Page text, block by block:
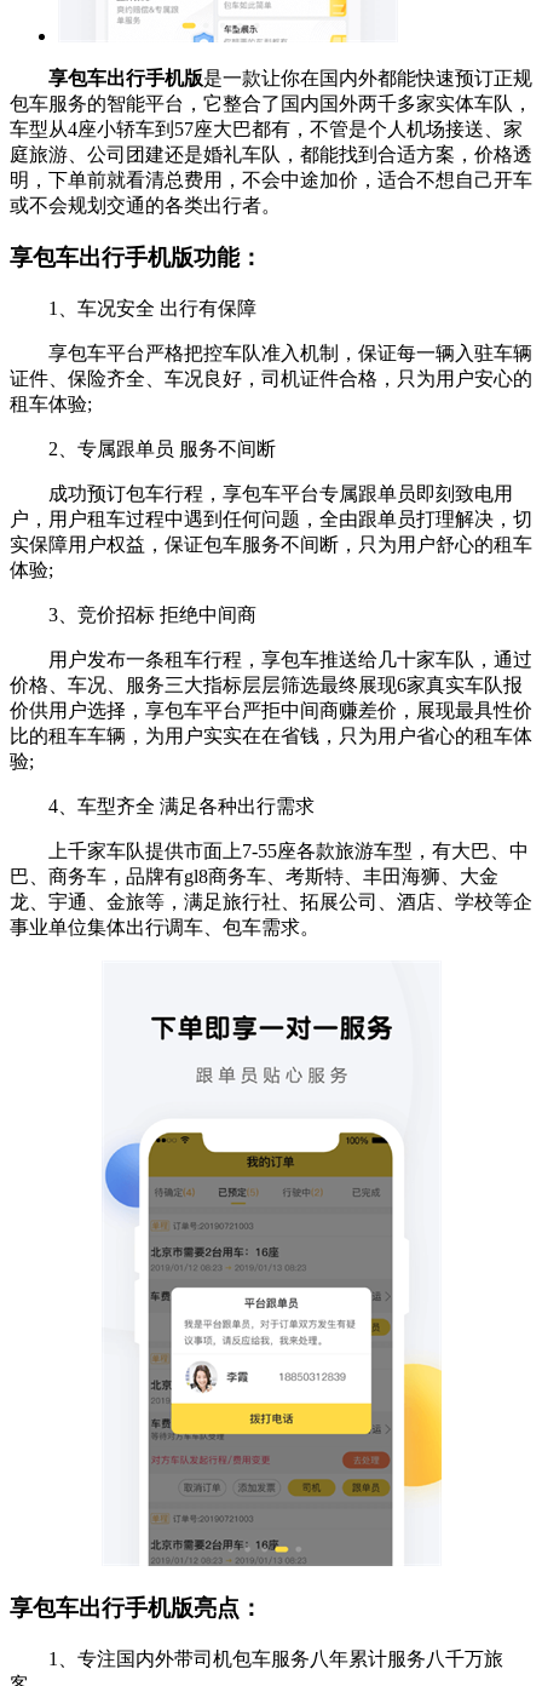
享包车出行手机版是一款让你在国内外都能快速预订正规
包车服务的智能平台，它整合了国内国外两千多家实体车队，
车型从4座小轿车到57座大巴都有，不管是个人机场接送、家
庭旅游、公司团建还是婚礼车队，都能找到合适方案，价格透
明，下单前就看清总费用，不会中途加价，适合不想自己开车
或不会规划交通的各类出行者。
享包车出行手机版功能：
1、车况安全 出行有保障
享包车平台严格把控车队准入机制，保证每一辆入驻车辆
证件、保险齐全、车况良好，司机证件合格，只为用户安心的
租车体验;
2、专属跟单员 服务不间断
成功预订包车行程，享包车平台专属跟单员即刻致电用
户，用户租车过程中遇到任何问题，全由跟单员打理解决，切
实保障用户权益，保证包车服务不间断，只为用户舒心的租车
体验;
3、竞价招标 拒绝中间商
用户发布一条租车行程，享包车推送给几十家车队，通过
价格、车况、服务三大指标层层筛选最终展现6家真实车队报
价供用户选择，享包车平台严拒中间商赚差价，展现最具性价
比的租车车辆，为用户实实在在省钱，只为用户省心的租车体
验;
4、车型齐全 满足各种出行需求
上千家车队提供市面上7-55座各款旅游车型，有大巴、中
巴、商务车，品牌有gl8商务车、考斯特、丰田海狮、大金
龙、宇通、金旅等，满足旅行社、拓展公司、酒店、学校等企
事业单位集体出行调车、包车需求。
享包车出行手机版亮点：
1、专注国内外带司机包车服务八年累计服务八千万旅